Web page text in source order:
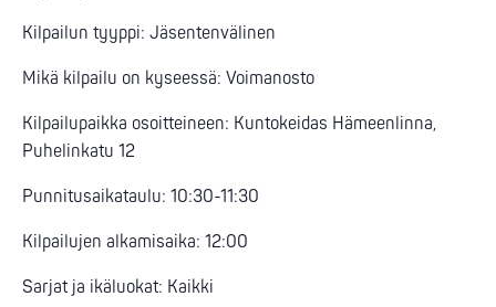
Kilpailun tyyppi: Jäsentenvälinen
Mikä kilpailu on kyseessä: Voimanosto
Kilpailupaikka osoitteineen: Kuntokeidas Hämeenlinna,
Puhelinkatu 12
Punnitusaikataulu: 10:30-11:30
Kilpailujen alkamisaika: 12:00
Sarjat ja ikäluokat: Kaikki